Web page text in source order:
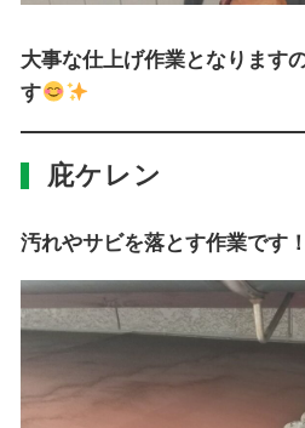
大事な仕上げ作業となります
す
庇ケレン
汚れやサビを落とす作業です！